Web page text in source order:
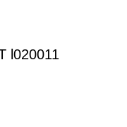
l020011